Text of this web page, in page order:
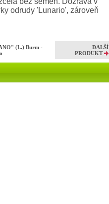
odrudy 'Lunario', zároveň
(L.) Burm -
DALŠÍ
PRODUKT